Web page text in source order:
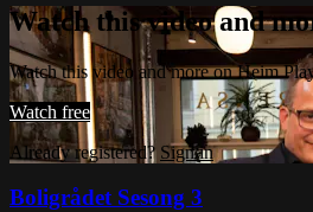
Watch this video and
Watch this video and more on Heim
Watch free
Already registered? Sign in
Boligrådet Sesong 3